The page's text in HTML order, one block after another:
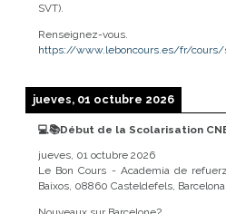
SVT).
Renseignez-vous.
https://www.leboncours.es/fr/cours/
jueves, 01 octubre 2026
💻📚Début de la Scolarisation
jueves, 01 octubre 2026
Le Bon Cours - Academia de
Baixos, 08860 Casteldefels,